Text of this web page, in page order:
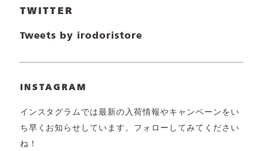
TWITTER
Tweets by irodoristore
INSTAGRAM
インスタグラムでは最新の入荷情報やキャンペーンをい
ち早くお知らせしています。フォローしてみてください
ね！